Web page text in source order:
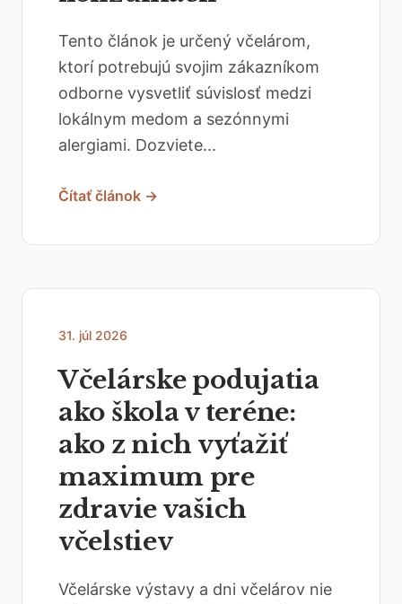
Tento článok je určený včelárom,
ktorí potrebujú svojim zákazníkom
odborne vysvetliť súvislosť medzi
lokálnym medom a sezónnymi
alergiami. Dozviete...
Čítať článok →
31. júl 2026
Včelárske podujatia
ako škola v teréne:
ako z nich vyťažiť
maximum pre
zdravie vašich
včelstiev
Včelárske výstavy a dni včelárov nie